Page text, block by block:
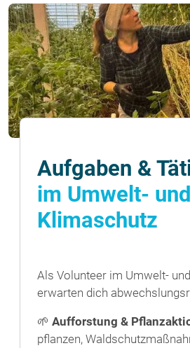
Aufgaben &
im Umwelt- und
Klimaschutz
Als Volunteer im Umwelt-
erwarten dich
🌱 Aufforstung &
pflanzen,